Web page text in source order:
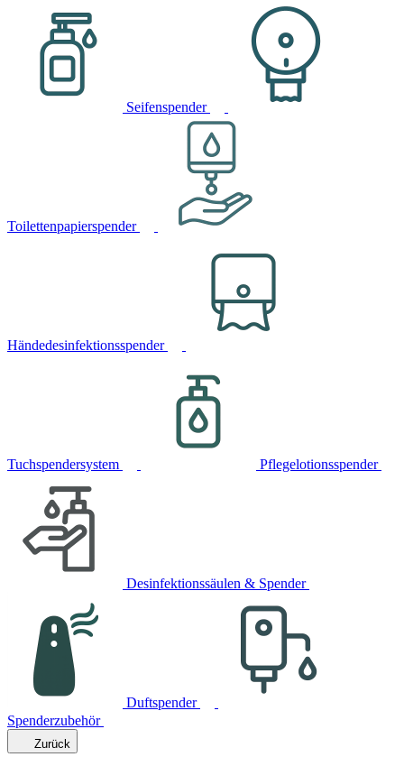
Seifenspender
Toilettenpapierspender
Händedesinfektionsspender
Tuchspendersystem Pflegelotionsspender
Desinfektionssäulen & Spender
Duftspender
Spenderzubehör
Zurück